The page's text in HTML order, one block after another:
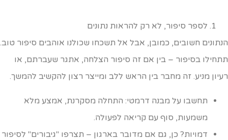
לספר סיפור, לא רק להראות נתונים
חשובים, כמובן, אבל אל תשכחו שכולנו אוהבים סיפור טוב.
בסיפור – בין אם זה סיפור הצלחה, אתגר שעברתם, או
מניע. זה מחבר בין הראש ללב ומייצר רצון להקשיב להמשך.
תחשבו על מבנה דרמטי: התחלה מסקרנת, אמצע מלא
משמעות, סוף עם קריאה לפעולה.
דמויות? כן, גם אם מדובר בארגון – תצרפו "גיבורים" לסיפור